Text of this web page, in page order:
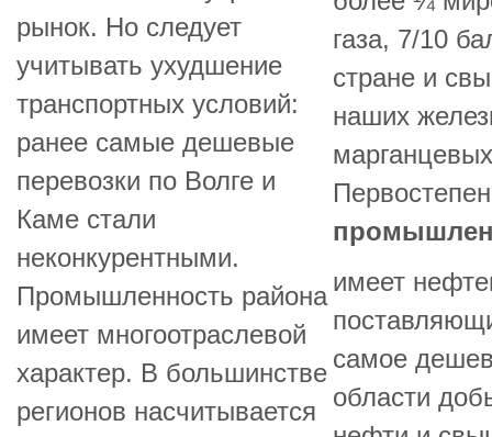
рынок. Но следует
учитывать ухудшение
транспортных условий:
ранее самые дешевые
перевозки по Волге и
Каме стали
неконкурентными.
Промышленность района
имеет многоотраслевой
характер. В большинстве
регионов насчитывается
газа, 7/10
стране и
наших
имеет
самое
области